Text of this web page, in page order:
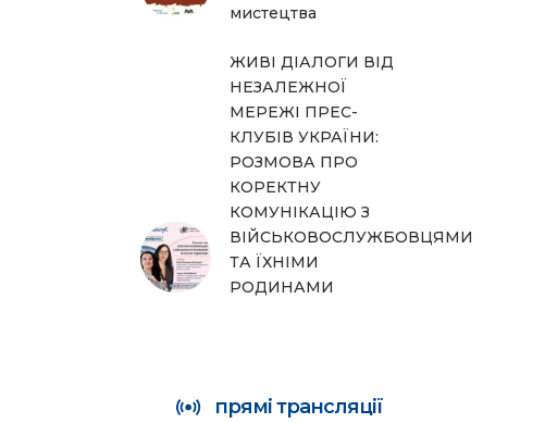
мистецтва
ЖИВІ ДІАЛОГИ ВІД
НЕЗАЛЕЖНОЇ
МЕРЕЖІ ПРЕС-
КЛУБІВ УКРАЇНИ:
РОЗМОВА ПРО
КОРЕКТНУ
КОМУНІКАЦІЮ З
ВІЙСЬКОВОСЛУЖБОВЦЯМИ
ТА ЇХНІМИ
РОДИНАМИ
прямі трансляції